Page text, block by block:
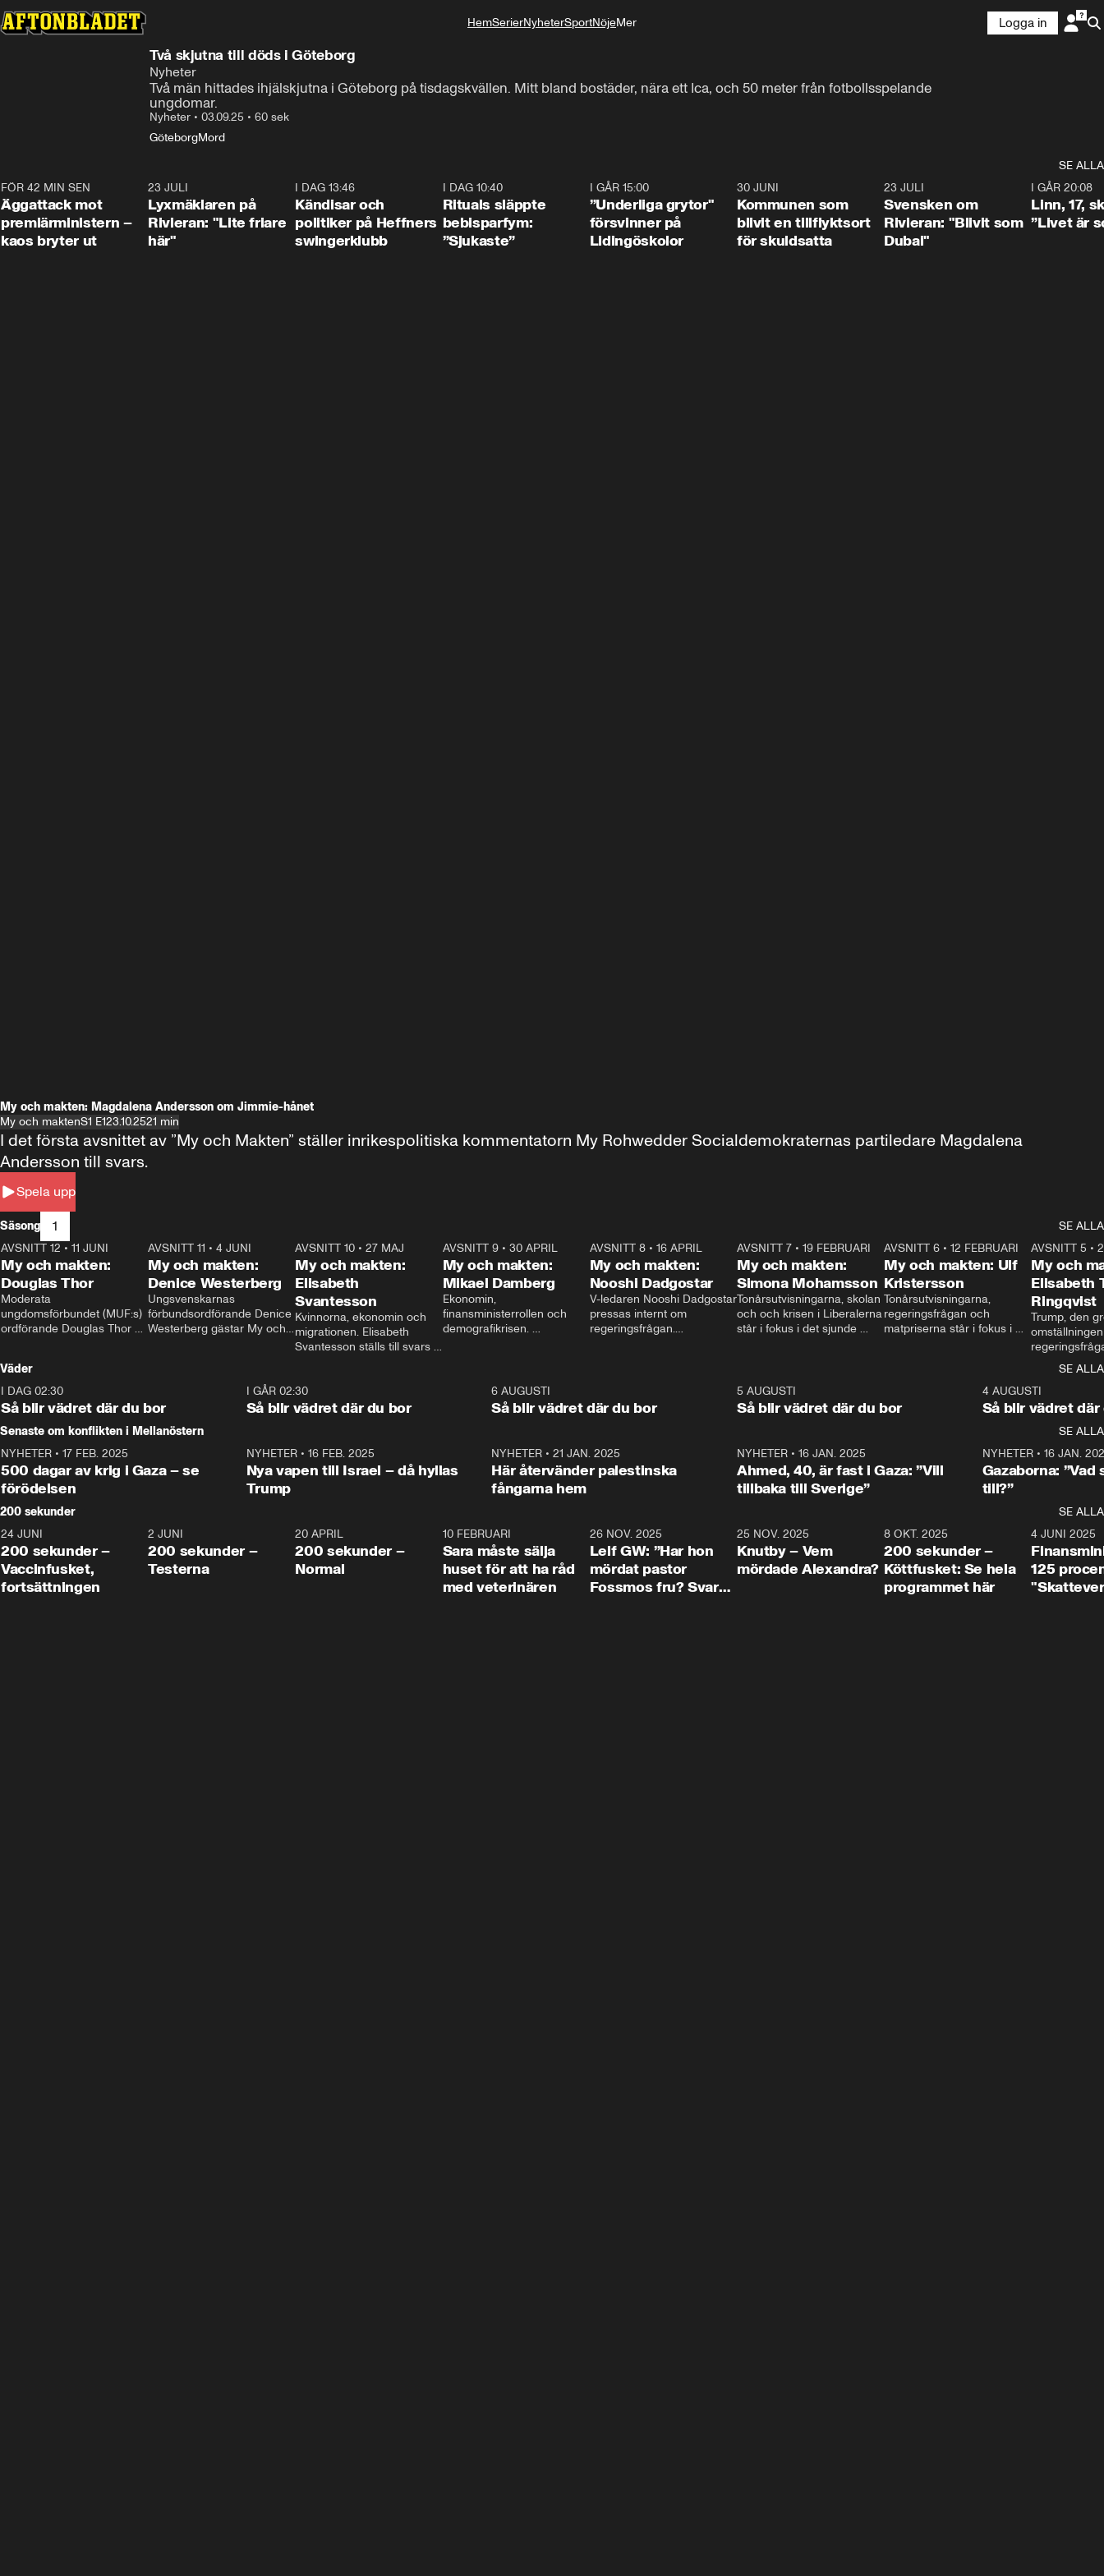
HemSerierNyheterSportNöjeMer
Logga in
Två skjutna till döds i Göteborg
Nyheter
Två män hittades ihjälskjutna i Göteborg på tisdagskvällen. Mitt bland bostäder, nära ett Ica, och 50 meter från fotbollsspelande
ungdomar.
Nyheter • 03.09.25 • 60 sek
GöteborgMord
SE ALLA
0:37
FÖR 42 MIN SEN
Äggattack mot
premiärministern –
kaos bryter ut
23 JULI
Lyxmäklaren på
Rivieran: "Lite friare
här"
I DAG 13:46
Kändisar och
politiker på Heffners
swingerklubb
I DAG 10:40
Rituals släppte
bebisparfym:
”Sjukaste”
I GÅR 15:00
”Underliga grytor"
försvinner på
Lidingöskolor
1:24
30 JUNI
Kommunen som
blivit en tillflyktsort
för skuldsatta
23 JULI
Svensken om
Rivieran: "Blivit som
Dubai"
I GÅR 20:08
Linn, 17,
”Livet är
My och makten: Magdalena Andersson om Jimmie-hånet
My och maktenS1 E123.10.2521 min
Spela upp
I det första avsnittet av ”My och Makten” ställer inrikespolitiska kommentatorn My Rohwedder Socialdemokraternas partiledare Magdalena
Andersson till svars.
Säsong 1
SE ALLA
26:27
AVSNITT 12 • 11 JUNI
My och makten:
Douglas Thor
Moderata
ungdomsförbundet (MUF:s)
ordförande Douglas Thor
tonårsutvisningarna och hur
Moderaterna ska locka
väljare till valet i höst.
23:40
AVSNITT 11 •4 JUNI
My och makten:
Denice Westerberg
Ungsvenskarnas
förbundsordförande Denice
Westerberg gästar My och
AVSNITT 10 •27 MAJ
My och makten:
Elisabeth
Svantesson
Kvinnorna, ekonomin och
migrationen. Elisabeth
Svantesson ställs till svars
AVSNITT 9• 30 APRIL
My och makten:
Mikael Damberg
Ekonomin,
finansministerrollen och
demografikrisen.
och Makten.
AVSNITT 8• 16 APRIL
My och makten:
Nooshi Dadgostar
V-ledaren Nooshi Dadgostar
pressas internt om
regeringsfrågan.
– Vi ställer upp i val. Ska vi
vara med så sitter vi förstås
24:30
AVSNITT 7• 19 FEBRUARI
My och makten:
Simona Mohamsson
Tonårsutvisningarna, skolan
och och krisen i Liberalerna
står i fokus i det sjunde
kommentator My
Rohwedder ställer
utbildnings- och
Mohamsson till svars.
27:30
AVSNITT 6 •12 FEBRUARI
My och makten: Ulf
Kristersson
Tonårsutvisningarna,
regeringsfrågan och
matpriserna står i fokus i
Rohwedder ställer
statsminister Ulf Kristersson
AVSNITT 5 •
My och
Elisabeth
Ringqvist
Trump, den
centrum i
avsnittet av
Makten”. Se
Aftonbladets
Rohwedder
Thand Ring
Väder
SE ALLA
I DAG 02:30
Så blir vädret där du bor
1:06
I GÅR 02:30
Så blir vädret där du bor
6 AUGUSTI
Så blir vädret där du bor
5 AUGUSTI
Så blir vädret där du bor
4 AUGUSTI
Så blir vädret där
Senaste om konflikten i Mellanöstern
SE ALLA
NYHETER • 17 FEB. 2025
500 dagar av krig i Gaza – se
förödelsen
NYHETER• 16 FEB. 2025
Nya vapen till Israel – då hyllas
Trump
NYHETER •21 JAN. 2025
Här återvänder palestinska
fångarna hem
NYHETER• 16 JAN. 2025
Ahmed, 40, är fast i Gaza: ”Vill
tillbaka till Sverige”
NYHETER• 16 JAN.
Gazaborna:
till?”
200 sekunder
SE ALLA
5:00
24 JUNI
200 sekunder –
Vaccinfusket,
fortsättningen
4:23
2 JUNI
200 sekunder –
Testerna
20 APRIL
200 sekunder –
Normal
10 FEBRUARI
Sara måste sälja
huset för att ha råd
med veterinären
26 NOV. 2025
Leif GW: ”Har hon
mördat pastor
Fossmos fru? Svar
31:05
25 NOV. 2025
Knutby – Vem
mördade Alexandra?
4:29
8 OKT. 2025
200 sekunder –
Köttfusket: Se hela
programmet här
4 JUNI 2025
125